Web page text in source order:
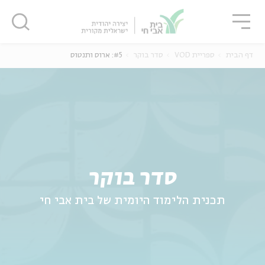
סדר בוקר
תכנית הלימוד היומית של בית אבי חי
דף הבית ספריית VOD סדר בוקר #5: ארוס ותנטוס
סגור